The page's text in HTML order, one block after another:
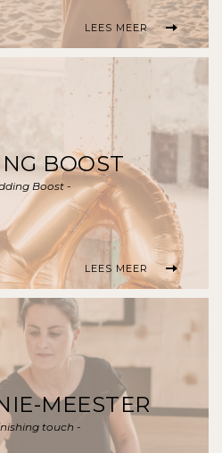
LEES MEER
BOOST
Boost -
LEES MEER
MEESTER
touch -